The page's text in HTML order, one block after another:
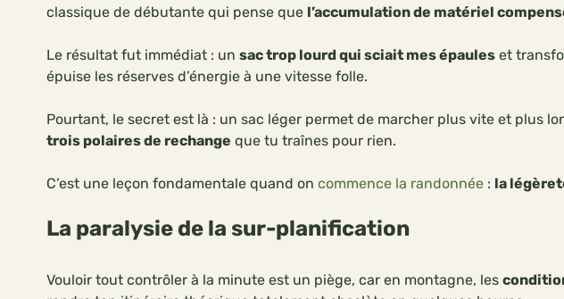
classique de débutante qui pense que l’accumulation de matériel
Le résultat fut immédiat : un sac trop lourd qui sciait mes épaules et
épuise les réserves d’énergie à une vitesse folle.
Pourtant, le secret est là : un sac léger permet de marcher plus vite et plus
trois polaires de rechange que tu traînes pour rien.
C’est une leçon fondamentale quand on commence la randonnée : la
La paralysie de la sur-planification
Vouloir tout contrôler à la minute est un piège, car en montagne, les